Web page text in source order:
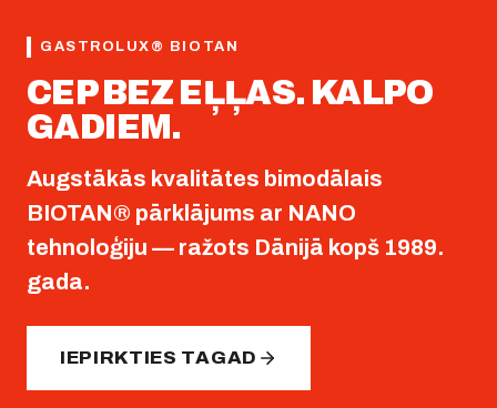
GASTROLUX® BIOTAN
CEP BEZ EĻĻAS. KALPO
GADIEM.
Augstākās kvalitātes bimodālais
BIOTAN® pārklājums ar NANO
tehnoloģiju — ražots Dānijā kopš 1989.
gada.
IEPIRKTIES TAGAD